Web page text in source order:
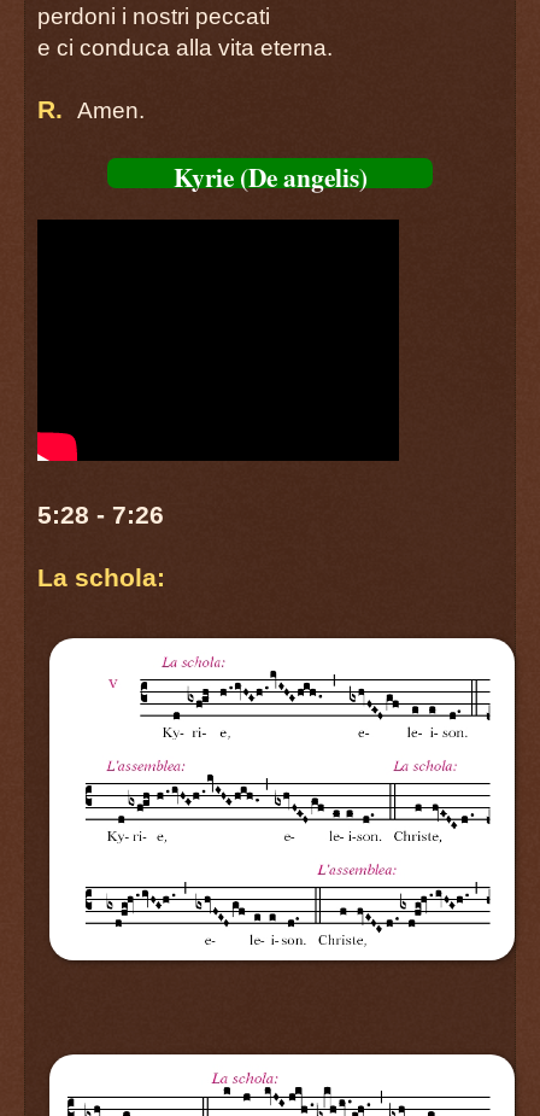
página 88
Canto di reposizione
Antifona mariana
página 92
perdoni i nostri peccati
e ci conduca alla vita eterna.
R. Amen.
Kyrie (De angelis)
5:28 - 7:26
La schola: